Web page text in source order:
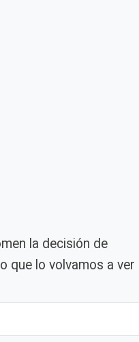
la decisión de
que lo volvamos a ver